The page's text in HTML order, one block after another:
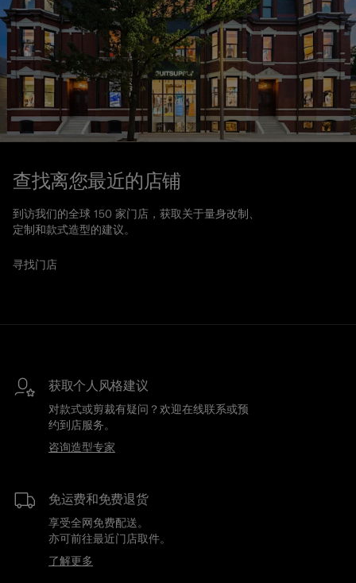
查找离您最近的店铺
到访我们的全球 150 家门店，获取关于量身改制、
定制和款式造型的建议。
寻找门店
获取个人风格建议
对款式或剪裁有疑问？欢迎在线联系或预
约到店服务。
咨询造型专家
免运费和免费退货
享受全网免费配送。
亦可前往最近门店取件。
了解更多